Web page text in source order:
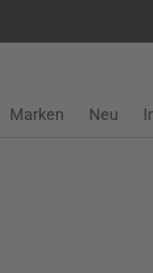
Marken Neu